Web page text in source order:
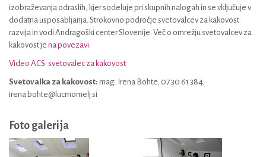
izobraževanja odraslih, kjer sodeluje pri skupnih nalogah in se vključuje v
dodatna usposabljanja. Strokovno področje svetovalcev za kakovost
razvija in vodi Andragoški center Slovenije. Več o omrežju svetovalcev za
kakovost je na povezavi.
Video ACS: svetovalec za kakovost
Svetovalka za kakovost: mag. Irena Bohte; 07 30 61 384;
irena.bohte@lucrnomelj.si
Foto galerija